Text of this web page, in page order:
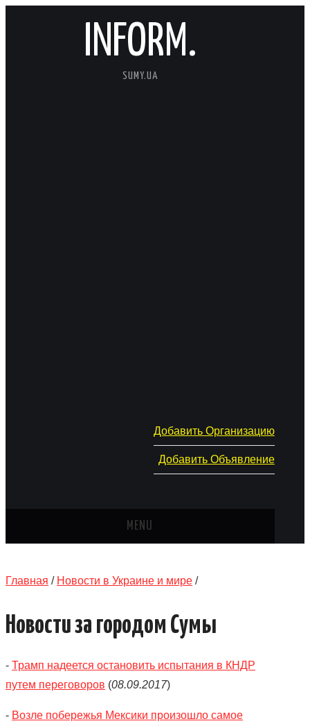
INFORM.
SUMY.UA
Добавить Организацию
Добавить Объявление
MENU
КАТАЛОГ
ОБЪЯВЛЕНИЯ
Главная / Новости в Украине и мире /
Новости за городом Сумы
- Трамп надеется остановить испытания в КНДР
путем переговоров (08.09.2017)
- Возле побережья Мексики произошло самое